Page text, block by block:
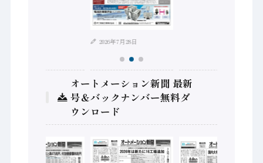
2026年7月28日
オートメーション新聞 最新
号＆バックナンバー無料ダ
ウンロード